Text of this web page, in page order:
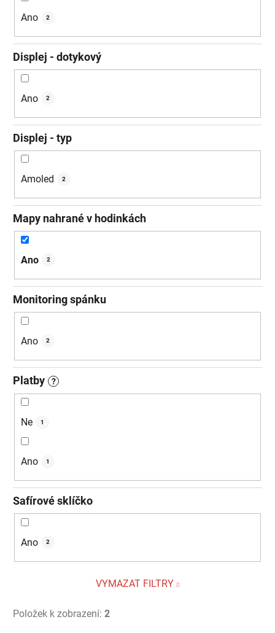
Ano 2
Displej - dotykový
Ano 2
Displej - typ
Amoled 2
Mapy nahrané v hodinkách
Ano 2
Monitoring spánku
Ano 2
Platby ?
Ne 1
Ano 1
Safírové sklíčko
Ano 2
VYMAZAT FILTRY
Položek k zobrazení: 2